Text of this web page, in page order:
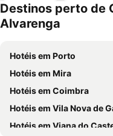
Destinos perto de
Alvarenga
Hotéis em Porto
Hotéis em Mira
Hotéis em Coimbra
Hotéis em Vila Nova de
Hotéis em Viana do